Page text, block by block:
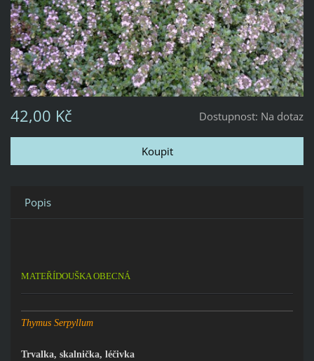
Dostupnost: Na dotaz
42,00 Kč
Popis
MATEŘÍDOUŠKA OBECNÁ
Thymus Serpyllum
Trvalka, skalnička, léčivka